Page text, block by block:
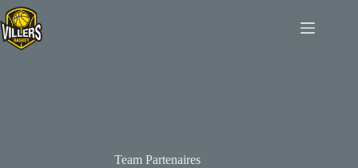
Passer
au
contenu
Team Partenaires